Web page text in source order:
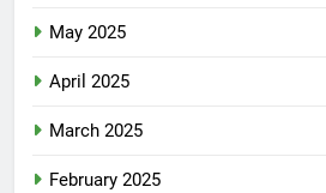
May 2025
April 2025
March 2025
February 2025